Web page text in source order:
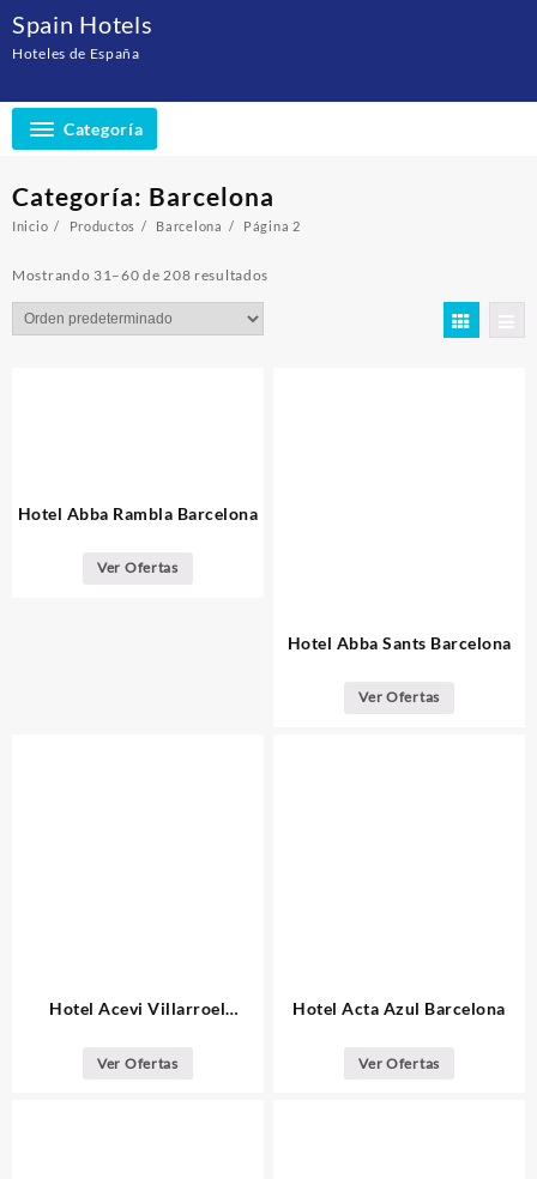
contenido
Spain Hotels
Hoteles de España
Categoría
Categoría: Barcelona
Inicio Productos Barcelona Página 2
Mostrando 31–60 de 208 resultados
Hotel Abba Rambla Barcelona
Ver Ofertas
Hotel Abba Sants Barcelona
Ver Ofertas
Hotel Acevi Villarroel
Ver Ofertas
Hotel Acta Azul Barcelona
Ver Ofertas